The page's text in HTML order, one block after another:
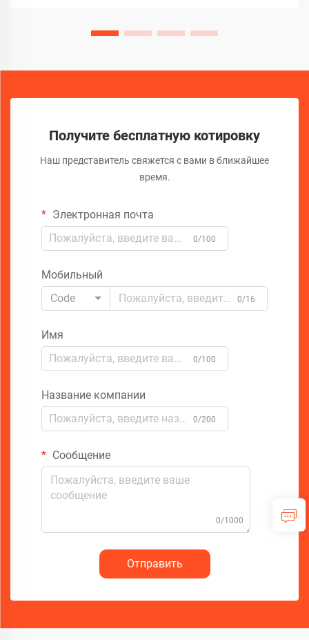
Получите бесплатную котировку
Наш представитель свяжется с вами в ближайшее
время.
Электронная почта
0/100
Мобильный
Code
0/16
Имя
0/100
Название компании
0/200
Сообщение
0/1000
Отправить